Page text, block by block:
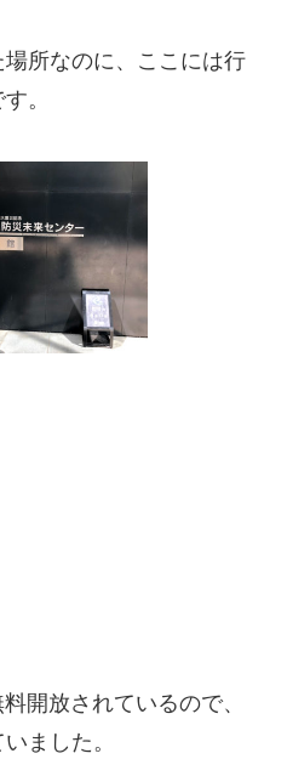
所なのに、ここには行
。
開放されているので、
ました。